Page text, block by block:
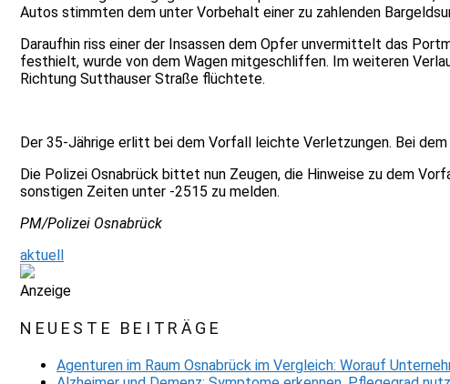
Autos stimmten dem unter Vorbehalt einer zu zahlenden
Daraufhin riss einer der Insassen dem Opfer unvermittelt das
festhielt, wurde von dem Wagen mitgeschliffen. Im weiteren
Richtung Sutthauser Straße flüchtete.
Der 35-Jährige erlitt bei dem Vorfall leichte Verletzungen. Bei
Die Polizei Osnabrück bittet nun Zeugen, die Hinweise zu dem
sonstigen Zeiten unter -2515 zu melden.
PM/Polizei Osnabrück
aktuell
Anzeige
NEUESTE BEITRÄGE
Agenturen im Raum Osnabrück im Vergleich: Worauf